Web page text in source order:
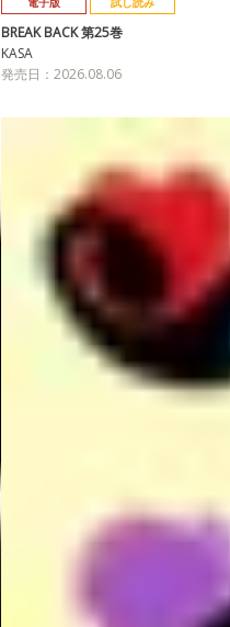
BREAK BACK 第25巻
KASA
発売日：2026.08.06